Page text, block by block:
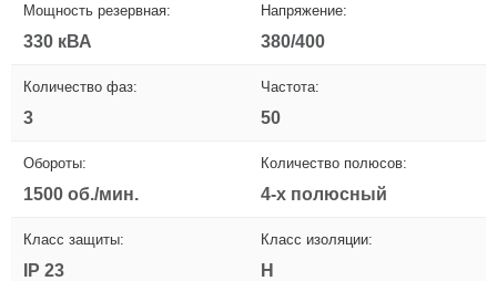
Мощность резервная:
330 кВА
Напряжение:
380/400
Количество фаз:
3
Частота:
50
Обороты:
1500 об./мин.
Количество полюсов:
4-х полюсный
Класс защиты:
IP 23
Класс изоляции:
H